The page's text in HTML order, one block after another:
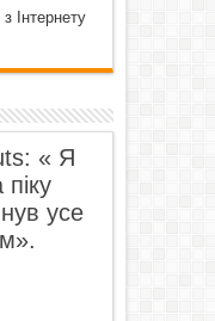
з Інтернету
« Я
усе